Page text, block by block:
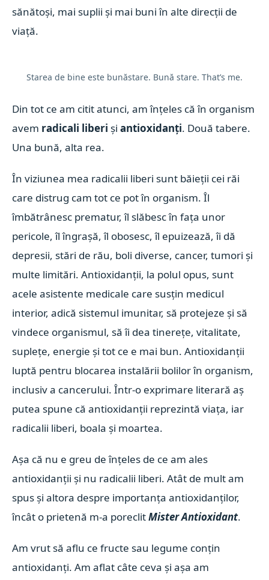
sănătoși, mai suplii și mai buni în alte direcții de
viață.
Starea de bine este bunăstare. Bună stare. That’s me.
Din tot ce am citit atunci, am înțeles că în organism
avem radicali liberi șiantioxidanți. Două tabere.
Una bună, alta rea.
În viziunea mea radicalii liberi sunt băieții cei răi
care distrug cam tot ce pot în organism. Îl
îmbătrânesc prematur, îl slăbesc în fața unor
pericole, îl îngrașă, îl obosesc, îl epuizează, îi dă
depresii, stări de rău, boli diverse, cancer, tumori și
multe limitări. Antioxidanții, la polul opus, sunt
acele asistente medicale care susțin medicul
interior, adică sistemul imunitar, să protejeze și să
vindece organismul, să îi dea tinerețe, vitalitate,
suplețe, energie și tot ce e mai bun. Antioxidanții
luptă pentru blocarea instalării bolilor în organism,
inclusiv a cancerului. Într-o exprimare literară aș
putea spune că antioxidanții reprezintă viața, iar
radicalii liberi, boala și moartea.
Așa că nu e greu de înțeles de ce am ales
antioxidanții și nu radicalii liberi. Atât de mult am
spus și altora despre importanța antioxidanților,
încât o prietenă m-a poreclitMister Antioxidant.
Am vrut să aflu ce fructe sau legume conțin
antioxidanți. Am aflat câte ceva și așa am